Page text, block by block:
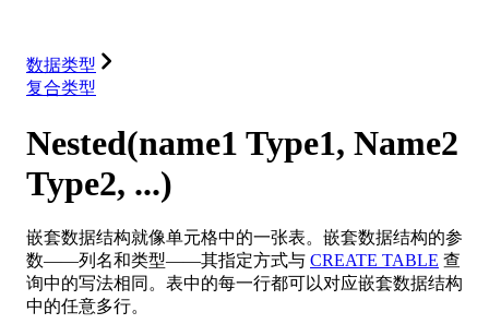
数据类型
复合类型
Nested(name1 Type1, Name2
Type2, ...)
嵌套数据结构就像单元格中的一张表。嵌套数据结构的参
数——列名和类型——其指定方式与 CREATE TABLE 查
询中的写法相同。表中的每一行都可以对应嵌套数据结构
中的任意多行。